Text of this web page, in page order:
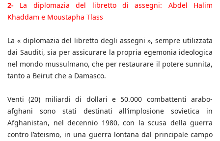
2- La diplomazia del libretto di assegni: Abdel Halim
Khaddam e Moustapha Tlass
La « diplomazia del libretto degli assegni », sempre utilizzata
dai Sauditi, sia per assicurare la propria egemonia ideologica
nel mondo mussulmano, che per restaurare il potere sunnita,
tanto a Beirut che a Damasco.
Venti (20) miliardi di dollari e 50.000 combattenti arabo-
afghani sono stati destinati all’implosione sovietica in
Afghanistan, nel decennio 1980, con la scusa della guerra
contro l’ateismo, in una guerra lontana dal principale campo